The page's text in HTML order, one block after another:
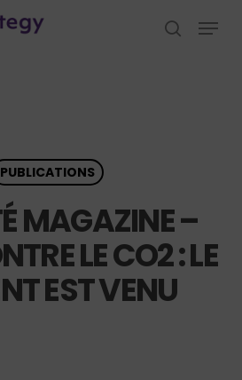
search
Menu
PUBLICATIONS
MAGAZINE –
LE CO2 : LE
EST VENU